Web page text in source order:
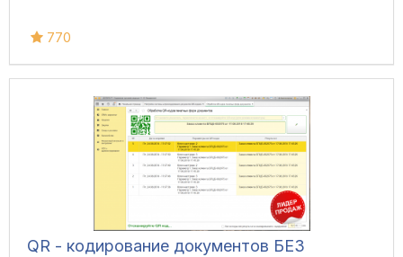
770
QR - кодирование документов БЕЗ